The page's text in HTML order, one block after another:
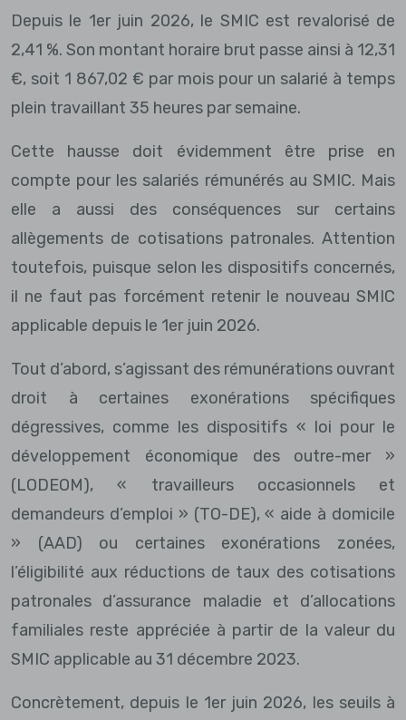
Depuis le 1er juin 2026, le SMIC est revalorisé de
2,41 %. Son montant horaire brut passe ainsi à 12,31
€, soit 1 867,02 € par mois pour un salarié à temps
plein travaillant 35 heures par semaine.
Cette hausse doit évidemment être prise en
compte pour les salariés rémunérés au SMIC. Mais
elle a aussi des conséquences sur certains
allègements de cotisations patronales. Attention
toutefois, puisque selon les dispositifs concernés,
il ne faut pas forcément retenir le nouveau SMIC
applicable depuis le 1er juin 2026.
Tout d’abord, s’agissant des rémunérations ouvrant
droit à certaines exonérations spécifiques
dégressives, comme les dispositifs « loi pour le
développement économique des outre-mer »
(LODEOM), « travailleurs occasionnels et
demandeurs d’emploi » (TO-DE), « aide à domicile
» (AAD) ou certaines exonérations zonées,
l’éligibilité aux réductions de taux des cotisations
patronales d’assurance maladie et d’allocations
familiales reste appréciée à partir de la valeur du
SMIC applicable au 31 décembre 2023.
Concrètement, depuis le 1er juin 2026, les seuils à